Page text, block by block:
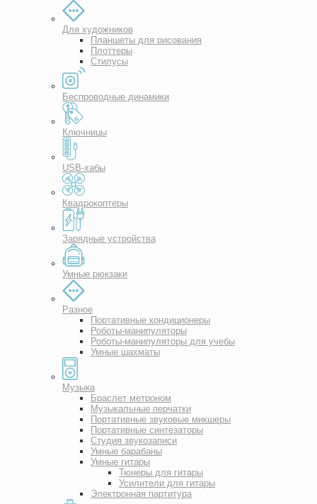
Для художников
Планшеты для рисования
Плоттеры
Стилусы
Беспроводные динамики
Ключницы
USB-хабы
Квадрокоптеры
Зарядные устройства
Умные рюкзаки
Разное
Портативные кондиционеры
Роботы-манипуляторы
Роботы-манипуляторы для учебы
Умные шахматы
Музыка
Браслет метроном
Музыкальные перчатки
Портативные звуковые микшеры
Портативные синтезаторы
Студия звукозаписи
Умные барабаны
Умные гитары
Тюнеры для гитары
Усилители для гитары
Электронная партитура